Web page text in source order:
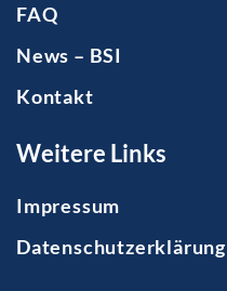
FAQ
News – BSI
Kontakt
Weitere Links
Impressum
Datenschutzerklärung